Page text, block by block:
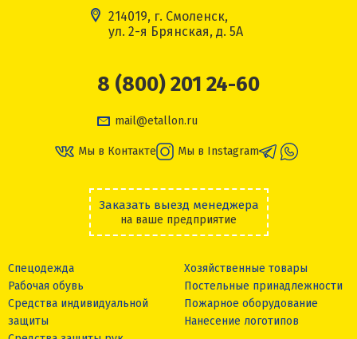
214019, г. Смоленск,
ул. 2-я Брянская, д. 5А
8 (800) 201 24-60
mail@etallon.ru
Мы в Контакте Мы в Instagram
Заказать выезд менеджера
на ваше предприятие
Спецодежда
Рабочая обувь
Средства индивидуальной
защиты
Хозяйственные товары
Постельные принадлежности
Пожарное оборудование
Нанесение логотипов